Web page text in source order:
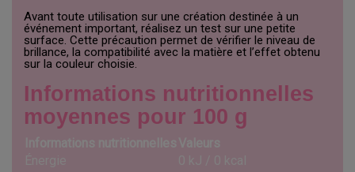
Avant toute utilisation sur une création destinée à un
événement important, réalisez un test sur une petite
surface. Cette précaution permet de vérifier le niveau de
brillance, la compatibilité avec la matière et l’effet obtenu
sur la couleur choisie.
Informations nutritionnelles
moyennes pour 100 g